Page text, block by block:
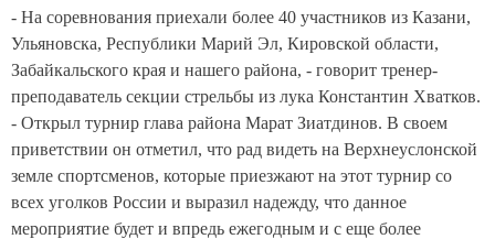
- На соревнования приехали более 40 участников из Казани,
Ульяновска, Республики Марий Эл, Кировской области,
Забайкальского края и нашего района, - говорит тренер-
преподаватель секции стрельбы из лука Константин Хватков.
- Открыл турнир глава района Марат Зиатдинов. В своем
приветствии он отметил, что рад видеть на Верхнеуслонской
земле спортсменов, которые приезжают на этот турнир со
всех уголков России и выразил надежду, что данное
мероприятие будет и впредь ежегодным и с еще более